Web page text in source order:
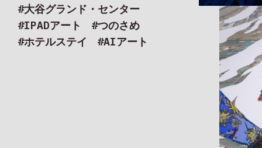
#大谷グランド・センター
#IPADアート
#つのさめ
#ホテルステイ
#AIアート